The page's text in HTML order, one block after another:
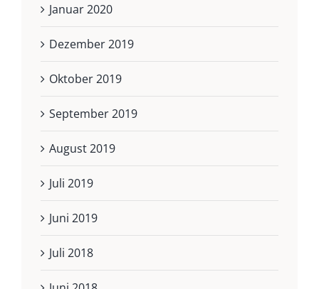
Januar 2020
Dezember 2019
Oktober 2019
September 2019
August 2019
Juli 2019
Juni 2019
Juli 2018